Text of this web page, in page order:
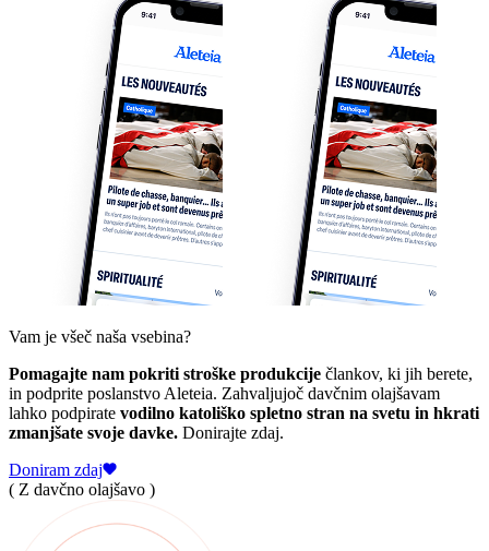
Vam je všeč naša vsebina?
Pomagajte nam pokriti stroške produkcije člankov, ki jih berete,
in podprite poslanstvo Aleteia. Zahvaljujoč davčnim olajšavam
lahko podpirate vodilno katoliško spletno stran na svetu in hkrati
zmanjšate svoje davke. Donirajte zdaj.
Doniram zdaj
( Z davčno olajšavo )